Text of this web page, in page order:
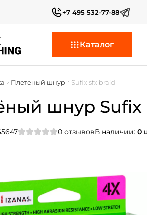
+7 495 532-77-88
Каталог
Плетеный шнур Sufix sfx braid
шнур Sufix
0 отзывовВ наличии: 0